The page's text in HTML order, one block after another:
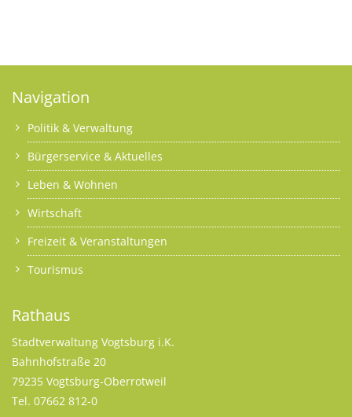
Navigation
Politik & Verwaltung
Bürgerservice & Aktuelles
Leben & Wohnen
Wirtschaft
Freizeit & Veranstaltungen
Tourismus
Rathaus
Stadtverwaltung Vogtsburg i.K.
Bahnhofstraße 20
79235 Vogtsburg-Oberrotweil
Tel. 07662 812-0